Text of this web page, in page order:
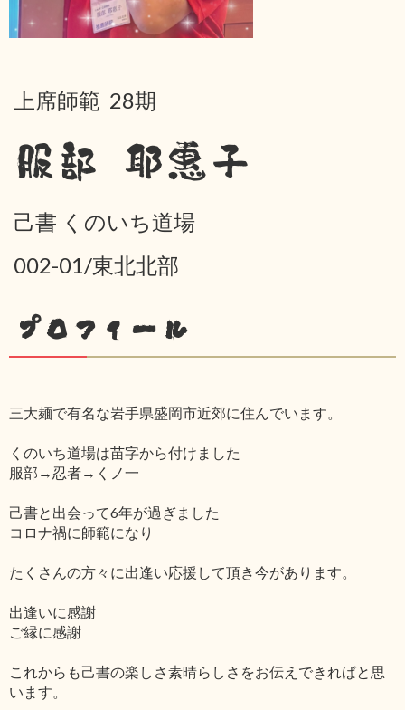
上席師範 28期
服部 耶惠子
己書 くのいち道場
002-01/東北北部
プロフィール
三大麺で有名な岩手県盛岡市近郊に住んでいます。
くのいち道場は苗字から付けました
服部→忍者→くノ一
己書と出会って6年が過ぎました
コロナ禍に師範になり
たくさんの方々に出逢い応援して頂き今があります。
出逢いに感謝
ご縁に感謝
これからも己書の楽しさ素晴らしさをお伝えできればと思
います。